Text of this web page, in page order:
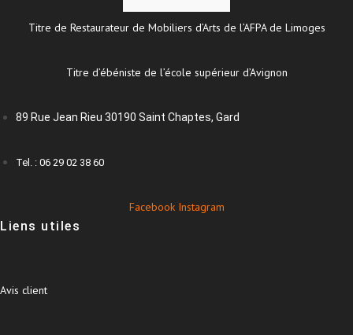
Titre de Restaurateur de Mobiliers d’Arts de l’AFPA de Limoges
Titre d’ébéniste de l’école supérieur d’Avignon
89 Rue Jean Rieu 30190 Saint Chaptes, Gard
Tel. : 06 29 02 38 60
Facebook Instagram
Liens utiles
Avis client